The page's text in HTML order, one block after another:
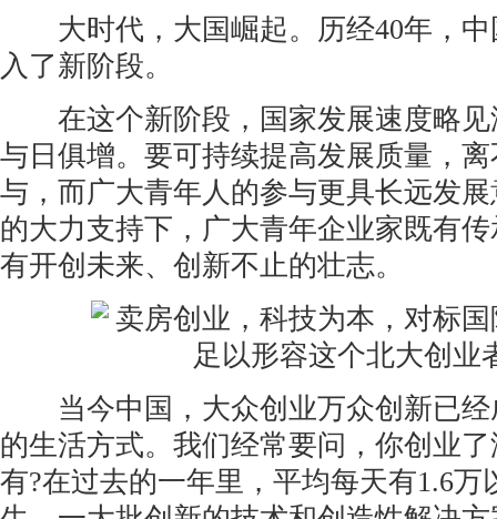
大时代，大国崛起。历经40年，中
入了新阶段。
在这个新阶段，国家发展速度略见
与日俱增。要可持续提高发展质量，
与，而广大青年人的参与更具长远发
的大力支持下，广大青年企业家既有
有开创未来、创新不止的壮志。
当今中国，大众创业万众创新已经
的生活方式。我们经常要问，你创业
有?在过去的一年里，平均每天有1.6万